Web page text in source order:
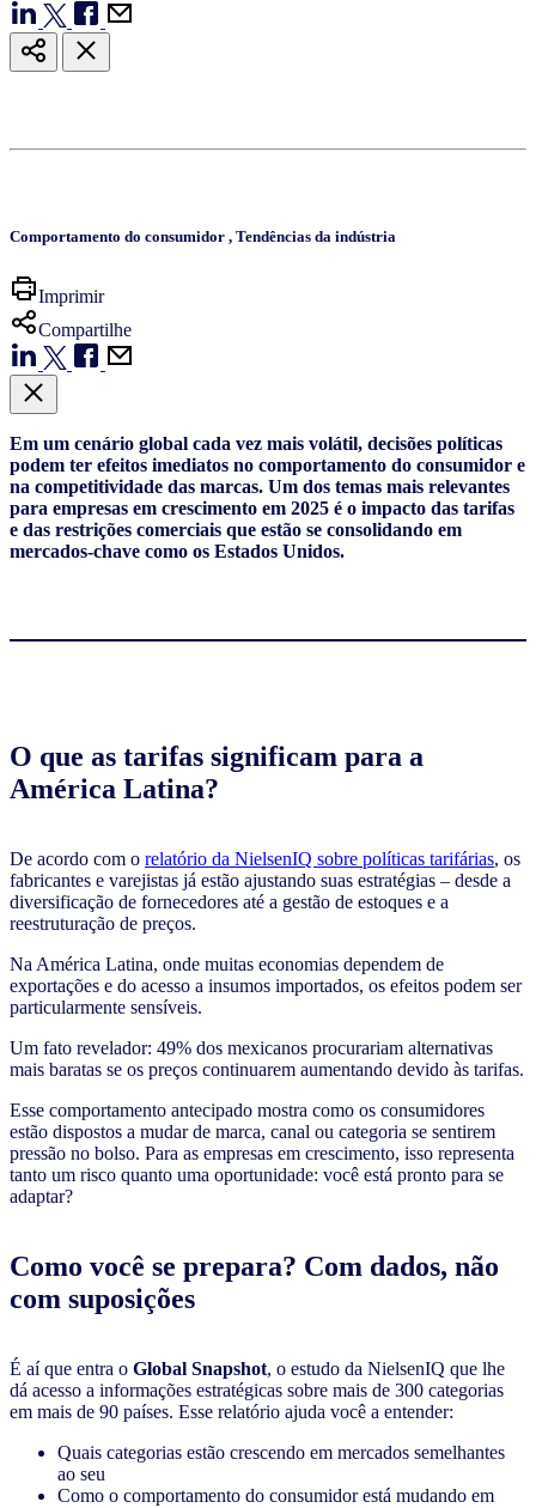
Comportamento do consumidor , Tendências da indústria
Imprimir
Compartilhe
Em um cenário global cada vez mais volátil, decisões políticas
podem ter efeitos imediatos no comportamento do consumidor e
na competitividade das marcas. Um dos temas mais relevantes
para empresas em crescimento em 2025 é o impacto das tarifas
e das restrições comerciais que estão se consolidando em
mercados-chave como os Estados Unidos.
O que as tarifas significam para a
América Latina?
De acordo com o relatório da NielsenIQ sobre políticas tarifárias, os
fabricantes e varejistas já estão ajustando suas estratégias – desde a
diversificação de fornecedores até a gestão de estoques e a
reestruturação de preços.
Na América Latina, onde muitas economias dependem de
exportações e do acesso a insumos importados, os efeitos podem ser
particularmente sensíveis.
Um fato revelador: 49% dos mexicanos procurariam alternativas
mais baratas se os preços continuarem aumentando devido às tarifas.
Esse comportamento antecipado mostra como os consumidores
estão dispostos a mudar de marca, canal ou categoria se sentirem
pressão no bolso. Para as empresas em crescimento, isso representa
tanto um risco quanto uma oportunidade: você está pronto para se
adaptar?
Como você se prepara? Com dados, não
com suposições
É aí que entra o Global Snapshot, o estudo da NielsenIQ que lhe
dá acesso a informações estratégicas sobre mais de 300 categorias
em mais de 90 países. Esse relatório ajuda você a entender:
Quais categorias estão crescendo em mercados semelhantes
ao seu
Como o comportamento do consumidor está mudando em